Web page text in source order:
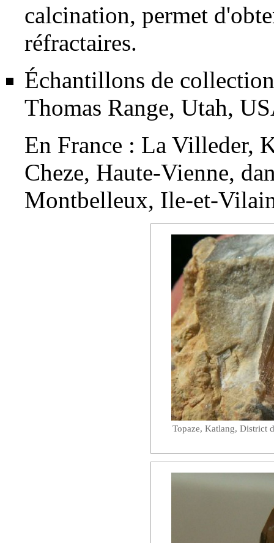
calcination, permet
réfractaires.
Échantillons de
Thomas Range, Utah,
En France : La Villeder,
Cheze, Haute-Vienne,
Montbelleux, Ile-et-
Topaze, Katlang, District